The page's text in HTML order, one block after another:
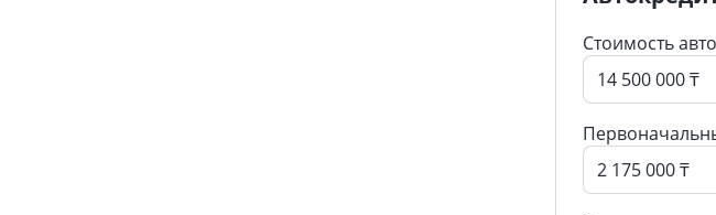
Стоимость авто